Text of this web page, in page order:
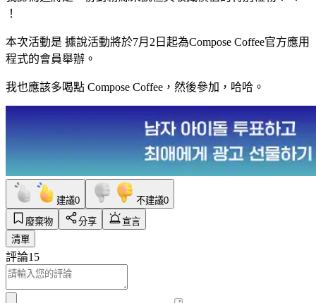
！
本次活動是 據說活動將於7月2日起為Compose Coffee官方應用
程式的會員舉辦。
我也應該多喝點 Compose Coffee，然後參加，哈哈。
建議0 不建議0
廢棄物
分享
宣言
清單
評論15